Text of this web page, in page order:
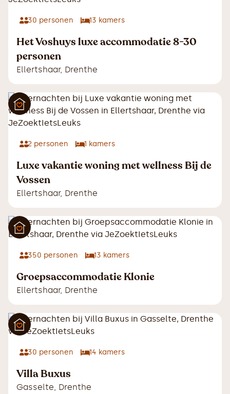
30 personen 13 kamers
Het Voshuys luxe accommodatie 8-30
personen
Ellertshaar, Drenthe
2 personen 1 kamers
Luxe vakantie woning met wellness Bij de
Vossen
Ellertshaar, Drenthe
350 personen 13 kamers
Groepsaccommodatie Klonie
Ellertshaar, Drenthe
30 personen 14 kamers
Villa Buxus
Gasselte, Drenthe